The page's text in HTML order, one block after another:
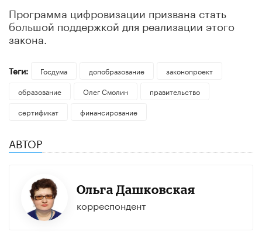
Программа цифровизации призвана стать
большой поддержкой для реализации этого
закона.
Теги: Госдума допобразование
законопроект
образование
Олег Смолин
правительство
сертификат
финансирование
АВТОР
Ольга Дашковская
корреспондент